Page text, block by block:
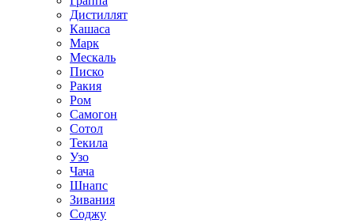
Дистиллят
Кашаса
Марк
Мескаль
Писко
Ракия
Ром
Самогон
Сотол
Текила
Узо
Чача
Шнапс
Зивания
Соджу